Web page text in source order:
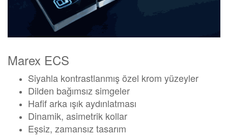
Marex ECS
Siyahla kontrastlanmış özel krom yüzeyler
Dilden bağımsız simgeler
Hafif arka ışık aydınlatması
Dinamik, asimetrik kollar
Eşsiz, zamansız tasarım